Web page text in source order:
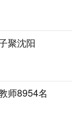
聚沈阳
师8954名